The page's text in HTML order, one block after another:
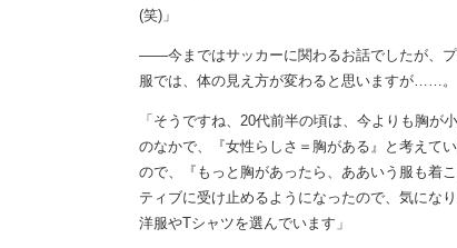
(笑)」
――今まではサッカーに関わるお話でしたが、
服では、体の見え方が変わると思いますが……。
「そうですね、20代前半の頃は、今よりも胸
のなかで、『女性らしさ＝胸がある』と考えて
ので、『もっと胸があったら、ああいう服も着
ティブに受け止めるようになったので、気に
洋服やTシャツを選んでいます」